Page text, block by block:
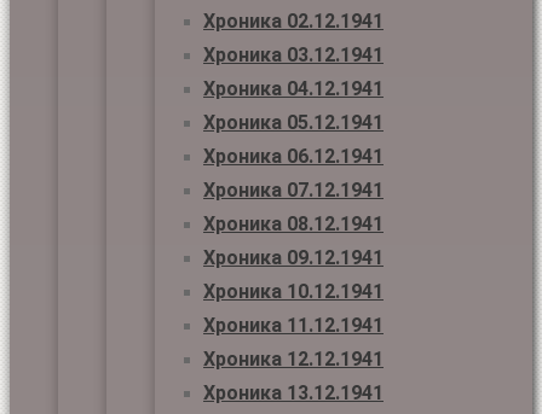
Хроника 02.12.1941
Хроника 03.12.1941
Хроника 04.12.1941
Хроника 05.12.1941
Хроника 06.12.1941
Хроника 07.12.1941
Хроника 08.12.1941
Хроника 09.12.1941
Хроника 10.12.1941
Хроника 11.12.1941
Хроника 12.12.1941
Хроника 13.12.1941